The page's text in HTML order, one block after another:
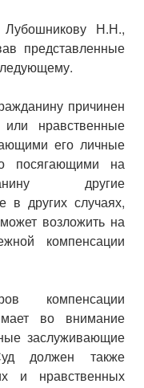
Н.Н.,
представленные
причинен
нравственные
его личные
посягающими на
другие
в других случаях,
возложить на
компенсации
компенсации
во внимание
заслуживающие
должен также
и нравственных